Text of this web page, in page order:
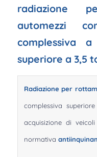
radiazione
automezzi
complessiva
superiore a 3,5
Radiazione per
complessiva
acquisizione di
normativa